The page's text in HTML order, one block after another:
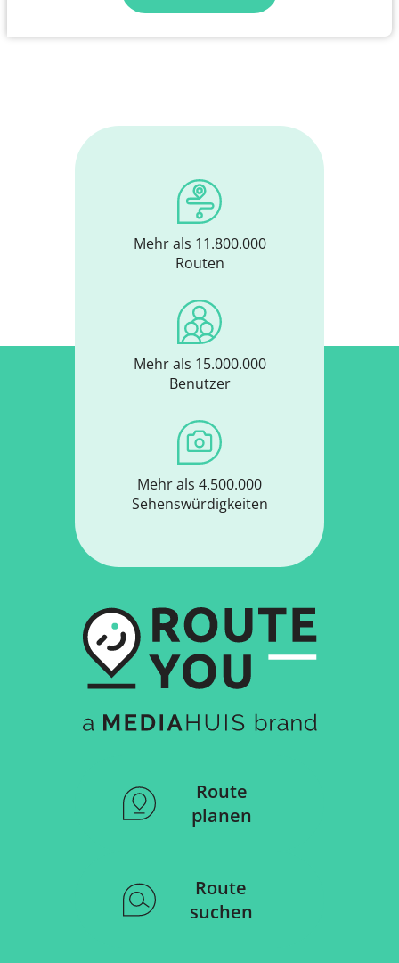
Mehr als 11.800.000
Routen
Mehr als 15.000.000
Benutzer
Mehr als 4.500.000
Sehenswürdigkeiten
Route
planen
Route
suchen